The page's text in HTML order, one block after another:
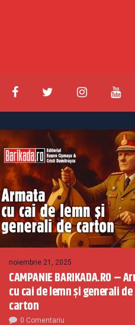
noiembrie 21, 2025
CAMPANIE BARIKADA.RO –
cu cai de lemn și generali de
carton
0 Comentariu